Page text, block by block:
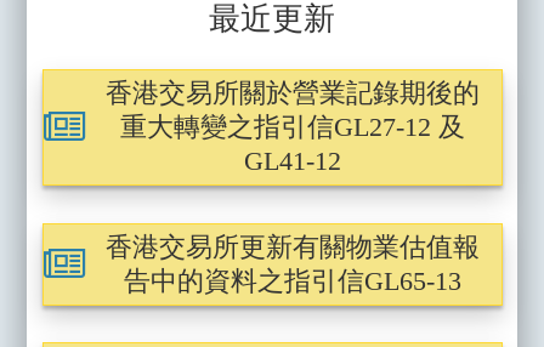
最近更新
香港交易所關於營業記錄期後的
重大轉變之指引信GL27-12 及
GL41-12
香港交易所更新有關物業估值報
告中的資料之指引信GL65-13